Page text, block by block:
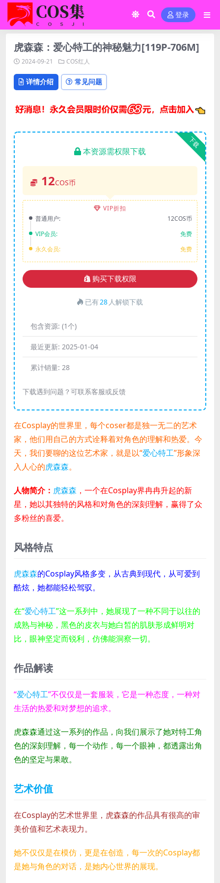
登录
虎森森：爱心特工的神秘魅力[119P-706M]
2024-09-21 COS红人
详情介绍 常见问题
下载
本资源需权限下载
12COS币
VIP折扣
普通用户:
12COS币
VIP会员:
免费
永久会员:
免费
购买下载权限
已有28 人解锁下载
包含资源: (1个)
最近更新: 2025-01-04
累计销量: 28
下载遇到问题？可联系客服或反馈
在Cosplay的世界里，每个coser都是独一无二的艺术
家，他们用自己的方式诠释着对角色的理解和热爱。今
天，我们要聊的这位艺术家，就是以“爱心特工”形象深
入人心的虎森森。
人物简介： 虎森森 ，一个在Cosplay界冉冉升起的新
星，她以其独特的风格和对角色的深刻理解，赢得了众
多粉丝的喜爱。
风格特点
虎森森的Cosplay风格多变，从古典到现代，从可爱到
酷炫，她都能轻松驾驭。
在“爱心特工”这一系列中，她展现了一种不同于以往的
成熟与神秘，黑色的皮衣与她白皙的肌肤形成鲜明对
比，眼神坚定而锐利，仿佛能洞察一切。
作品解读
“爱心特工”不仅仅是一套服装，它是一种态度，一种对
生活的热爱和对梦想的追求。
虎森森通过这一系列的作品，向我们展示了她对特工角
色的深刻理解，每一个动作，每一个眼神，都透露出角
色的坚定与果敢。
艺术价值
在Cosplay的艺术世界里，虎森森的作品具有很高的审
美价值和艺术表现力。
她不仅仅是在模仿，更是在创造，每一次的Cosplay都
是她与角色的对话，是她内心世界的展现。